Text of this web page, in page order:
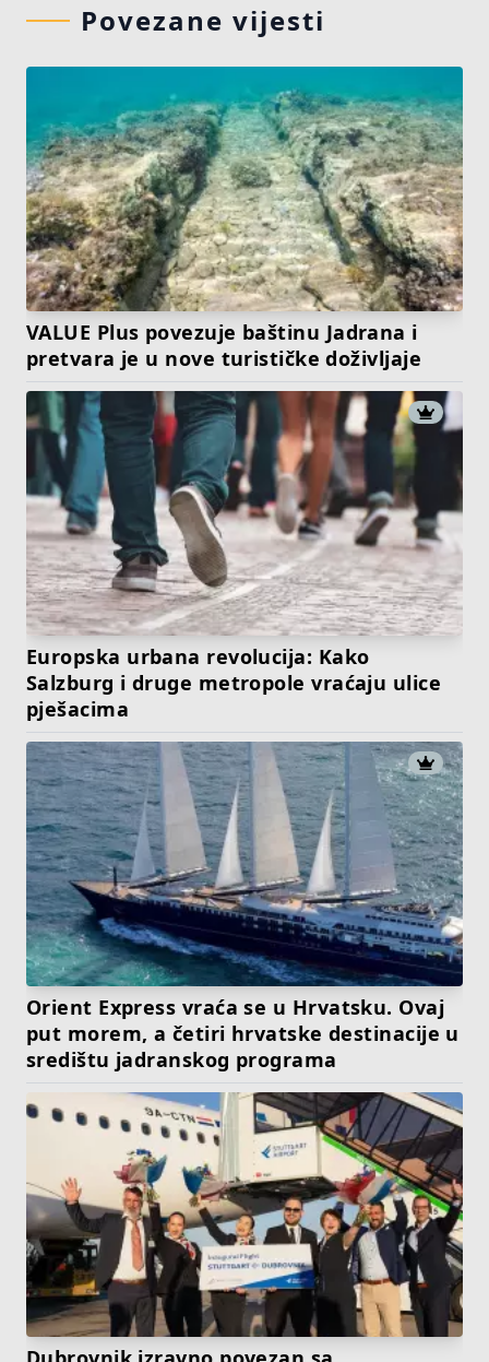
Povezane vijesti
VALUE Plus povezuje baštinu Jadrana i
pretvara je u nove turističke doživljaje
Europska urbana revolucija: Kako
Salzburg i druge metropole vraćaju ulice
pješacima
Orient Express vraća se u Hrvatsku. Ovaj
put morem, a četiri hrvatske destinacije u
središtu jadranskog programa